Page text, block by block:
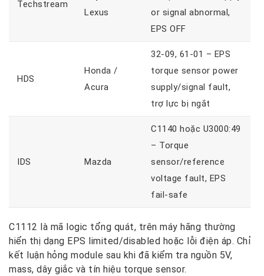
Techstream
Lexus
or signal abnormal,
EPS OFF
HDS
Honda /
Acura
32-09, 61-01 – EPS
torque sensor power
supply/signal fault,
trợ lực bị ngắt
IDS Mazda
C1140 hoặc U3000:49
– Torque
sensor/reference
voltage fault, EPS
fail-safe
C1112 là mã logic tổng quát, trên máy hãng thường
hiển thị dạng EPS limited/disabled hoặc lỗi điện áp. Chỉ
kết luận hỏng module sau khi đã kiểm tra nguồn 5V,
mass, dây giắc và tín hiệu torque sensor.